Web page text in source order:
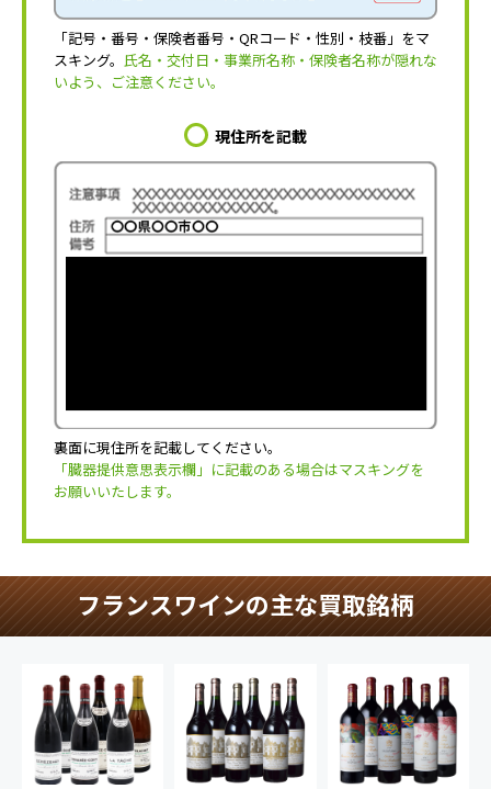
「記号・番号・保険者番号・QRコード・性別・枝番」をマ
スキング。 氏名・交付日・事業所名称・保険者名称が隠れな
いよう、ご注意ください。
現住所を記載
裏面に現住所を記載してください。
「臓器提供意思表示欄」に記載のある場合はマスキングを
お願いいたします。
フランスワインの主な買取銘柄